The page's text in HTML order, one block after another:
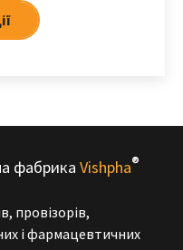
фабрика Vishpha®
провізорів,
і фармацевтичних